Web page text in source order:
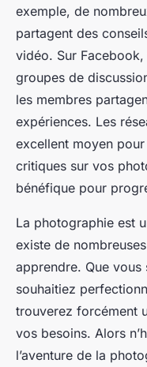
exemple, de
partagent des
vidéo. Sur
groupes de
les membres
expériences. Les
excellent moyen
critiques sur vos
bénéfique pour
La photographie est
existe de
apprendre. Que
souhaitiez
trouverez forcément
vos besoins. Alors
l’aventure de la